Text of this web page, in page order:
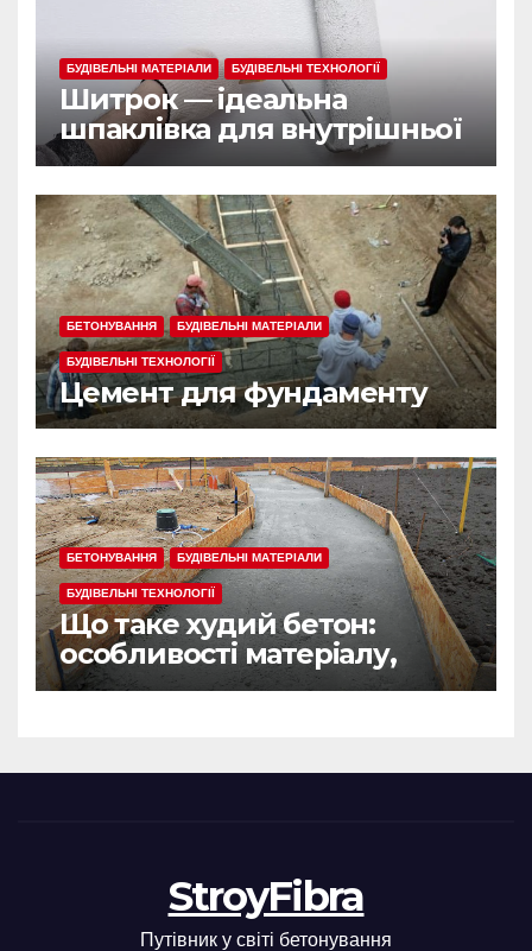
БУДІВЕЛЬНІ МАТЕРІАЛИ БУДІВЕЛЬНІ ТЕХНОЛОГІЇ
Шитрок — ідеальна
шпаклівка для внутрішньої
обробки
БЕТОНУВАННЯ БУДІВЕЛЬНІ МАТЕРІАЛИ
БУДІВЕЛЬНІ ТЕХНОЛОГІЇ
Цемент для фундаменту
БЕТОНУВАННЯ БУДІВЕЛЬНІ МАТЕРІАЛИ
БУДІВЕЛЬНІ ТЕХНОЛОГІЇ
Що таке худий бетон:
особливості матеріалу,
сфера застосування
StroyFibra
Путівник у світі бетонування